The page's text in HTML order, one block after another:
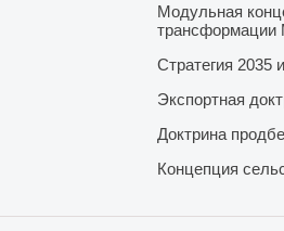
Модульная
Стратегия 2035
Экспортная
Доктрина
Концепция